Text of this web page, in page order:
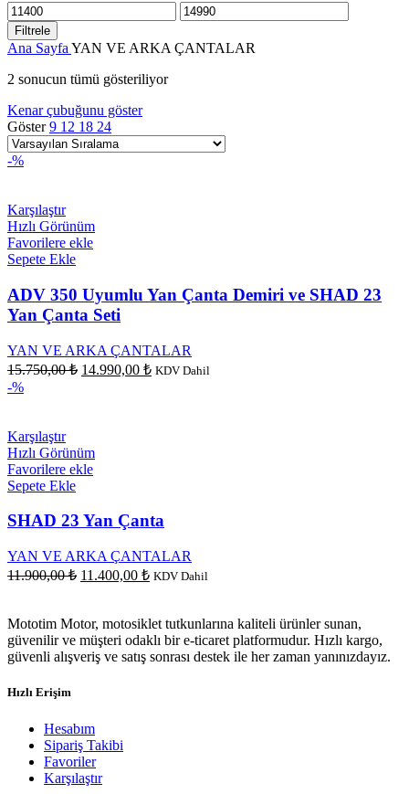
En
düşük
fiyat
En
yüksek
fiyat
Filtrele
Ana Sayfa YAN VE ARKA ÇANTALAR
2 sonucun tümü gösteriliyor
Kenar çubuğunu göster
Göster9 12 18 24
-%
Karşılaştır
Hızlı Görünüm
Favorilere ekle
Sepete Ekle
ADV 350 Uyumlu Yan Çanta Demiri ve SHAD 23
Yan Çanta Seti
YAN VE ARKA ÇANTALAR
15.750,00₺ Orijinal
14.990,00 ₺Şu
KDV Dahil
-%
Karşılaştır
Hızlı Görünüm
Favorilere ekle
Sepete Ekle
SHAD 23 Yan Çanta
YAN VE ARKA ÇANTALAR
11.900,00₺ Orijinal
11.400,00 ₺Şu
11.400,00 ₺.
KDV Dahil
Mototim Motor, motosiklet tutkunlarına kaliteli ürünler sunan,
güvenilir ve müşteri odaklı bir e-ticaret platformudur. Hızlı kargo,
güvenli alışveriş ve satış sonrası destek ile her zaman yanınızdayız.
Hızlı Erişim
Hesabım
Sipariş Takibi
Favoriler
Karşılaştır